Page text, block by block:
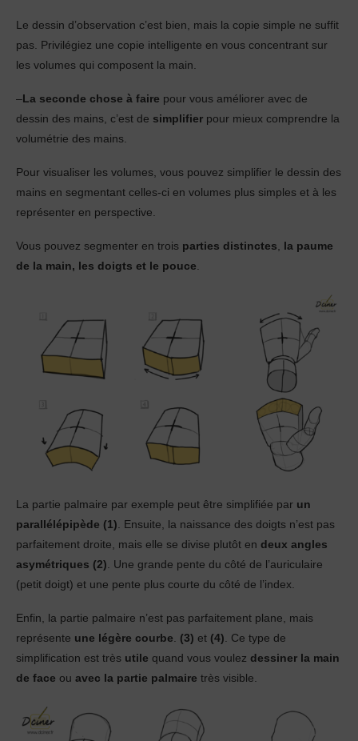
Le dessin d’observation c’est bien, mais la copie simple ne suffit
pas. Privilégiez une copie intelligente en vous concentrant sur
les volumes qui composent la main.
–La seconde chose à faire pour vous améliorer avec de
dessin des mains, c’est de simplifier pour mieux comprendre la
volumétrie des mains.
Pour visualiser les volumes, vous pouvez simplifier le dessin des
mains en segmentant celles-ci en volumes plus simples et à les
représenter en perspective.
Vous pouvez segmenter en trois parties distinctes, la paume
de la main, les doigts et le pouce.
La partie palmaire par exemple peut être simplifiée par un
parallélépipède (1). Ensuite, la naissance des doigts n’est pas
parfaitement droite, mais elle se divise plutôt en deux angles
asymétriques (2). Une grande pente du côté de l’auriculaire
(petit doigt) et une pente plus courte du côté de l’index.
Enfin, la partie palmaire n’est pas parfaitement plane, mais
représente une légère courbe. (3) et (4). Ce type de
simplification est très utile quand vous voulez dessiner la main
de face ou avec la partie palmaire très visible.